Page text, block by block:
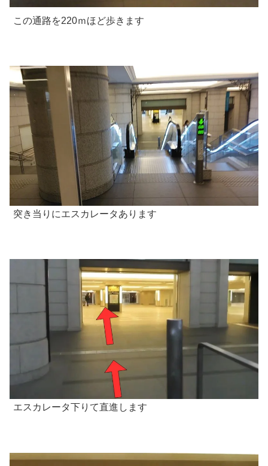
この通路を220ｍほど歩きます
突き当りにエスカレータあります
エスカレータ下りて直進します